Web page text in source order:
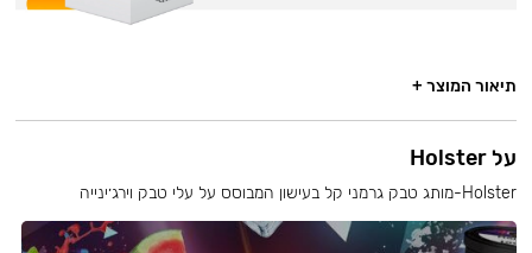
תיאור המוצר +
על Holster
Holster-מותג טבק גרמני קל בעישון המבוסס על עלי טבק וירג׳ינייה